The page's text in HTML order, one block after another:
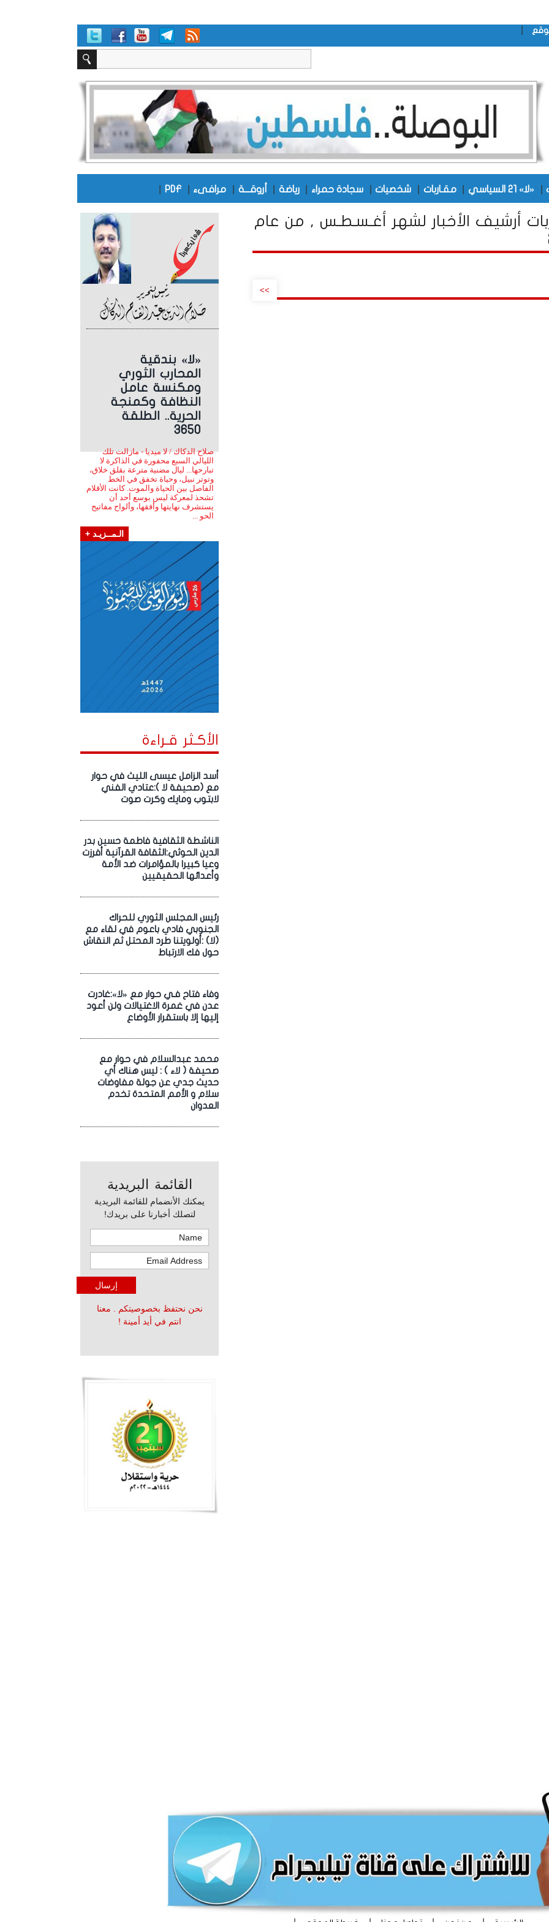
«لا» 21 السياسي مقـاربات شخصيات سجادة حمراء رياضة أروقـــة مرافىء PDF
«لا» بندقية
المحارب الثوري
ومكنسة عامل
النظافة وكمنجة
الحرية.. الطلقة
3650
صلاح الدكاك / لا ميديا - مازالت تلك
الليالي السبع محفورة في الذاكرة لا
تبارحها... ليال مضنية مترعة بقلق خلاق،
وتوتر نبيل، وحياة تخفق في الخط
الفاصل بين الحياة والموت. كانت الأقلام
تشحذ لمعركة ليس بوسع أحد أن
يستشرف نهايتها وأفقها، وألواح مفاتيح
الحو ...
الـمــزيـد +
الأكـثر قـراءة
أسد الزامل عيسى الليث في حوار
مع (صحيفة لا ):عتادي الفني
لابتوب ومايك وكرت صوت
الناشطة الثقافية فاطمة حسين بدر
الدين الحوثي:الثقافة القرآنية أفرزت
وعيا كبيرا بالمؤامرات ضد الأمة
وأعدائها الحقيقيين
رئيس المجلس الثوري للحراك
الجنوبي فادي باعوم في لقاء مع
(لا) :أولويتنا طرد المحتل ثم النقاش
حول فك الارتباط
وفاء فتاح فـي حوار مع «لا»:غادرت
عدن في غمرة الاغتيالات ولن أعود
إليها إلا باستقرار الأوضاع
محمد عبدالسلام في حوار مع
صحيفة ( لاء ) : ليس هناك أي
حديث جدي عن جولة مفاوضات
سلام و الأمم المتحدة تخدم
العدوان
القائمة البريدية
يمكنك الأنضمام للقائمة البريدية
لتصلك أخبارنا على بريدك!
نحن نحتفظ بخصوصيتكم . معنا
انتم في أيد أمينة !
أرشيف الأخبار لشهر أغـسـطـس , من عام
>>